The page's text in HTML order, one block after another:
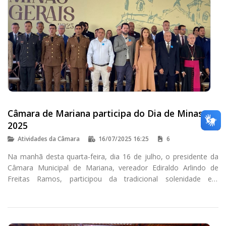
Câmara de Mariana participa do Dia de Minas
2025
Atividades da Câmara 16/07/2025 16:25 6
Na manhã desta quarta-feira, dia 16 de julho, o presidente da
Câmara Municipal de Mariana, vereador Ediraldo Arlindo de
Freitas Ramos, participou da tradicional solenidade em